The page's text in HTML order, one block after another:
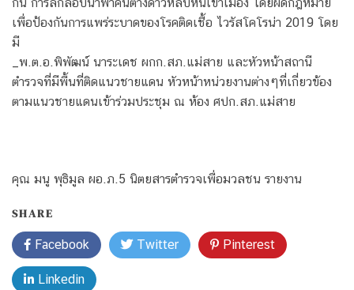
กั้น การลักลอบนำพาคนต่างด้าวหลบหนีเข้าเมือง โดยผิดกฎหมาย
เพื่อป้องกันการแพร่ระบาดของโรคติดเชื้อ ไวรัสโคโรน่า 2019 โดย
มี
_พ.ต.อ.พิพัฒน์ นาระเดช ผกก.สภ.แม่สาย และหัวหน้าสถานี
ตำรวจที่มีพื้นที่ติดแนวชายแดน หัวหน้าหน่วยงานต่างๆที่เกี่ยวข้อง
ตามแนวชายแดนเข้าร่วมประชุม ณ ห้อง ศปก.สภ.แม่สาย
คุณ มนู พุธิมูล ผอ.ภ.5 นิตยสารตำรวจเพื่อมวลชน รายงาน
SHARE
Facebook Twitter Pinterest
Linkedin